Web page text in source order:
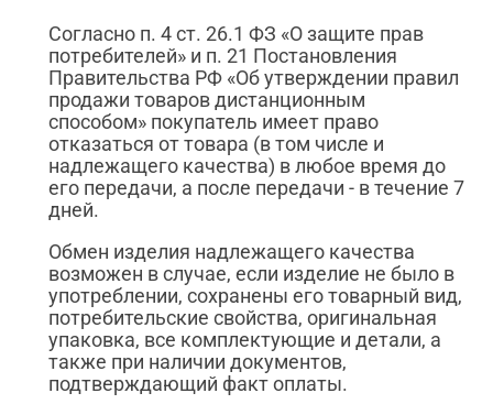
Согласно п. 4 ст. 26.1 ФЗ «О защите прав
потребителей» и п. 21 Постановления
Правительства РФ «Об утверждении правил
продажи товаров дистанционным
способом» покупатель имеет право
отказаться от товара (в том числе и
надлежащего качества) в любое время до
его передачи, а после передачи - в течение 7
дней.
Обмен изделия надлежащего качества
возможен в случае, если изделие не было в
употреблении, сохранены его товарный вид,
потребительские свойства, оригинальная
упаковка, все комплектующие и детали, а
также при наличии документов,
подтверждающий факт оплаты.